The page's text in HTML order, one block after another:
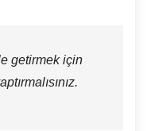
getirmek için